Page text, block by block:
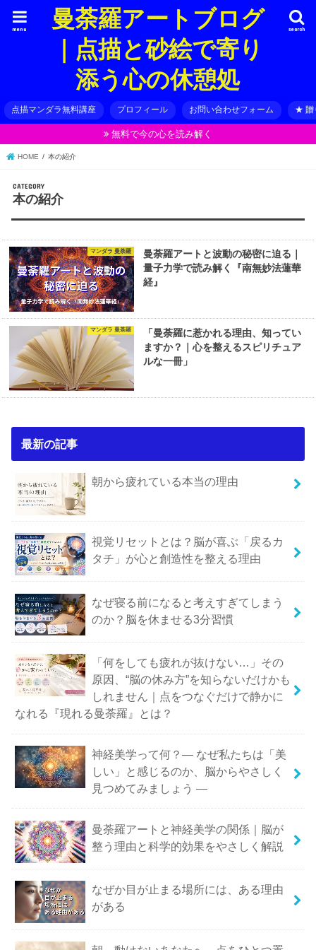
曼荼羅アートブログ
｜点描と砂絵で寄り
添う心の休憩処
search
menu
点描マンダラ無料講座 プロフィール お問い合わせフォーム ★ 贈
無料で今の心を読み解く
HOME 本の紹介
本の紹介
マンダラ 曼荼羅
曼荼羅アートと波動の秘密に迫る｜
量子力学で読み解く『南無妙法蓮華
経』
マンダラ 曼荼羅
「曼荼羅に惹かれる理由、知ってい
ますか？｜心を整えるスピリチュア
ルな一冊」
最新の記事
朝から疲れている本当の理由
視覚リセットとは？脳が喜ぶ「戻るカ
タチ」が心と創造性を整える理由
なぜ寝る前になると考えすぎてしまう
のか？脳を休ませる3分習慣
「何をしても疲れが抜けない…」その
原因、“脳の休み方”を知らないだけかも
しれません｜点をつなぐだけで静かに
なれる『現れる曼荼羅』とは？
神経美学って何？― なぜ私たちは「美
しい」と感じるのか、脳からやさしく
見つめてみましょう ―
曼荼羅アートと神経美学の関係｜脳が
整う理由と科学的効果をやさしく解説
なぜか目が止まる場所には、ある理由
がある